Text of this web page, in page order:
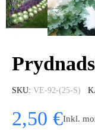
SKU VE-92-(25-S)
2,50 €Inkl.